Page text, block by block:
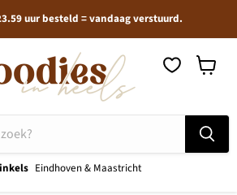
uur besteld = vandaag verstuurd.
Eindhoven & Maastricht